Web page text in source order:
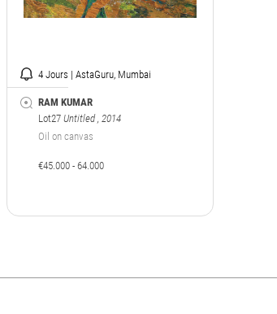
4 Jours | AstaGuru, Mumbai
RAM KUMAR
Lot27 Untitled, 2014
Oil on canvas
€45.000 - 64.000